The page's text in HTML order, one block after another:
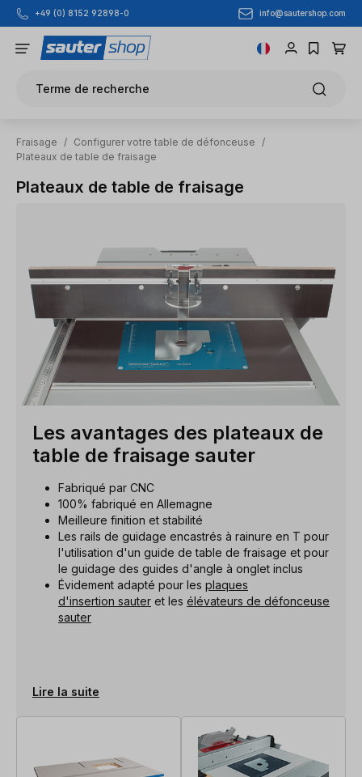
Passer au contenu principal
+49 (0) 8152 92898-0 info@sautershop.com
Terme de recherche
Fraisage / Configurer votre table de défonceuse
/
Plateaux de table de fraisage
Plateaux de table de fraisage
Les avantages des plateaux de
table de fraisage sauter
Fabriqué par CNC
100% fabriqué en Allemagne
Meilleure finition et stabilité
Les rails de guidage encastrés à rainure en T pour
l'utilisation d'un guide de table de fraisage et pour
le guidage des guides d'angle à onglet inclus
Évidement adapté pour les plaques
d'insertion sauter et les élévateurs de défonceuse
sauter
Lire la suite